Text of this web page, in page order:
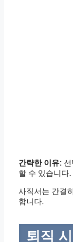
간략한 이유:
할 수 있습니다.
사직서는 간결
합니다.
퇴직